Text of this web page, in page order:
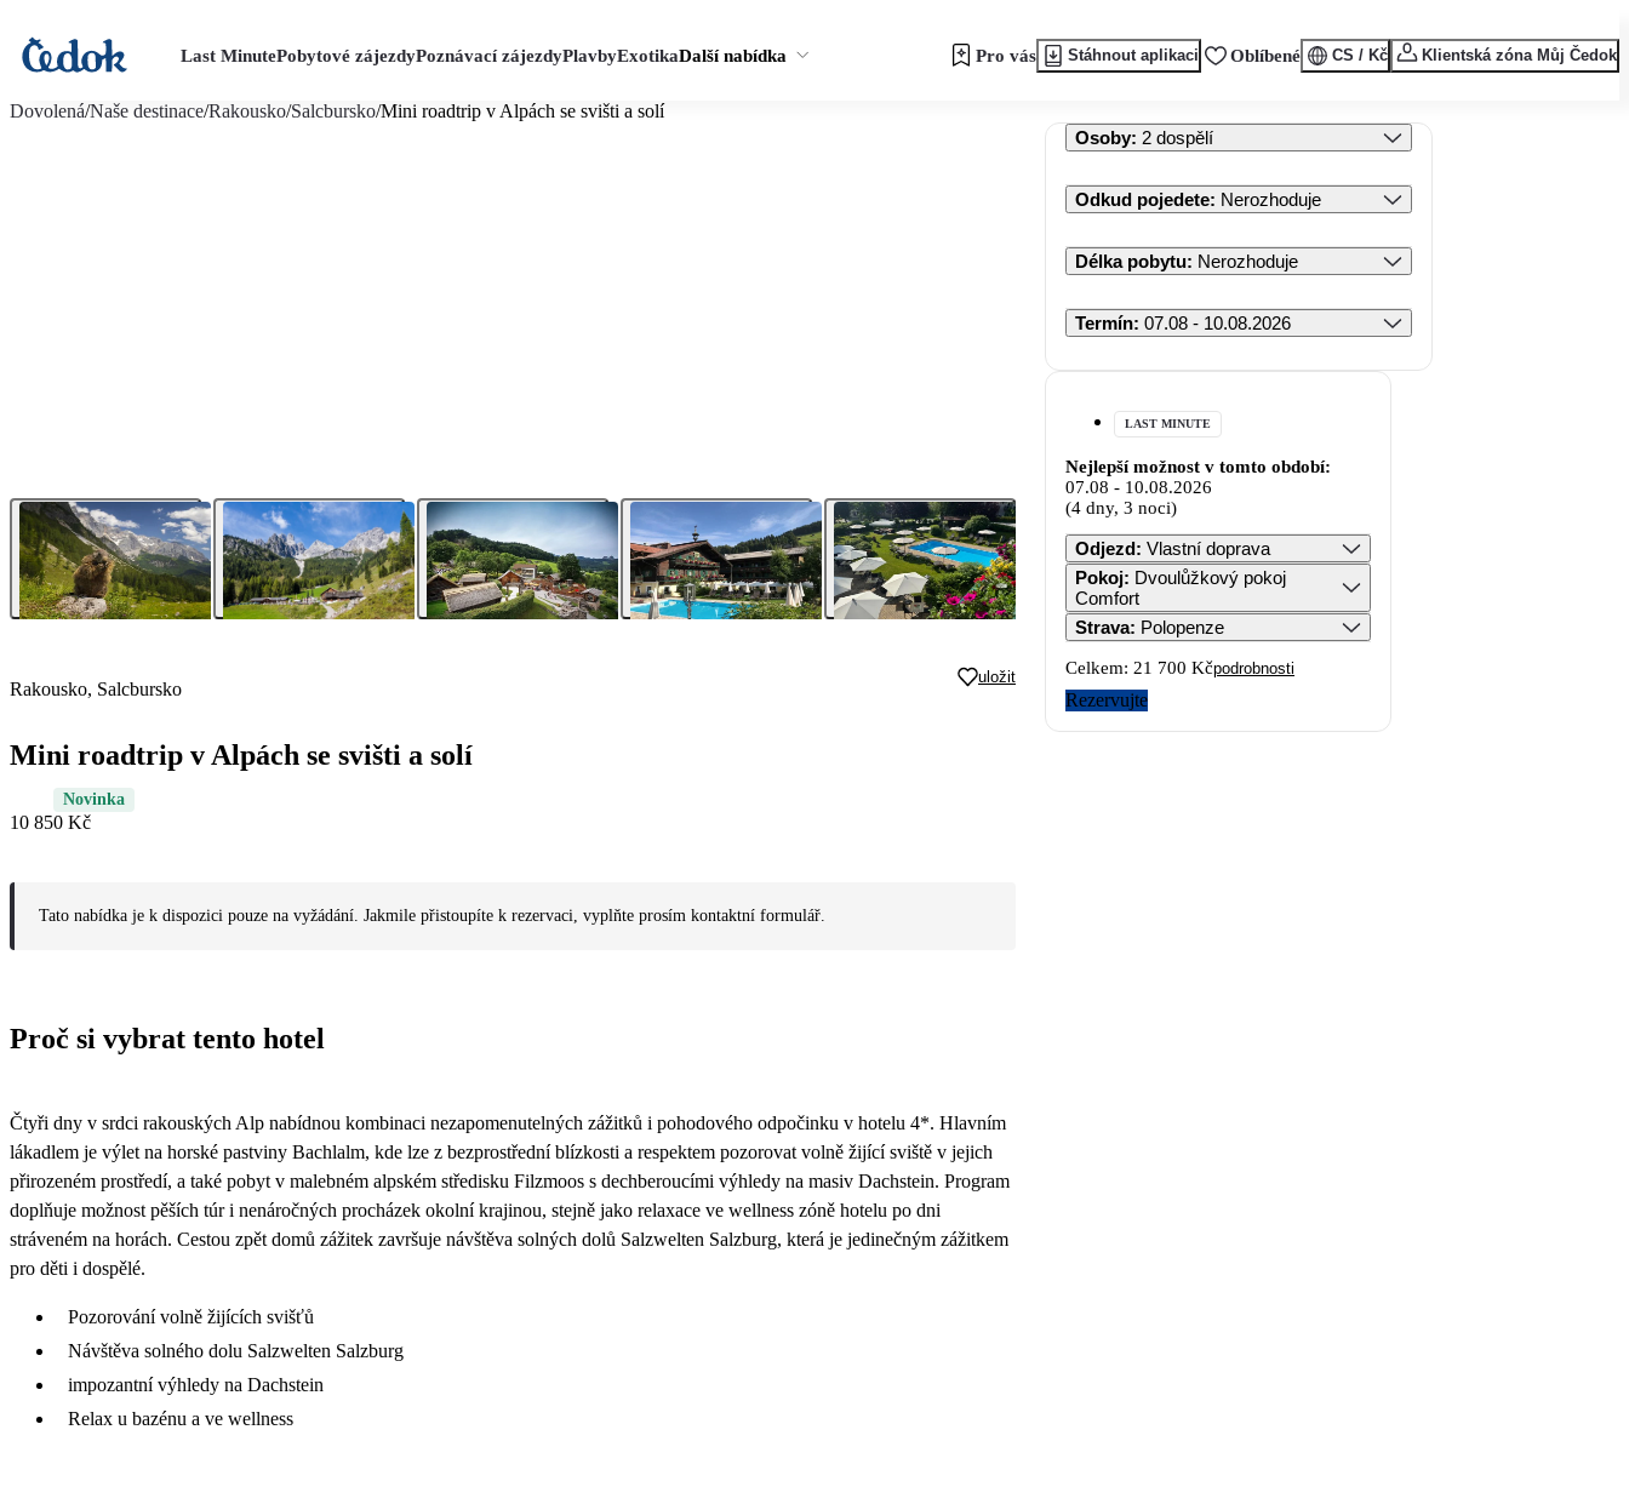
Last MinutePobytové zájezdyPoznávací zájezdyPlavbyExotikaDalší nabídka Pro vás Stáhnout aplikaci Oblíbené CS / Kč Klientská zóna Můj Čedok
Dovolená/Naše destinace/Rakousko/Salcbursko/Mini roadtrip v Alpách se svišti a solí
Rakousko, Salcbursko
uložit
Mini roadtrip v Alpách se svišti a solí
Novinka
10 850 Kč
Tato nabídka je k dispozici pouze na vyžádání. Jakmile přistoupíte k rezervaci, vyplňte prosím kontaktní formulář.
Proč si vybrat tento hotel
Čtyři dny v srdci rakouských Alp nabídnou kombinaci nezapomenutelných zážitků i pohodového odpočinku v hotelu 4*. Hlavním
lákadlem je výlet na horské pastviny Bachlalm, kde lze z bezprostřední blízkosti a respektem pozorovat volně žijící sviště v jejich
přirozeném prostředí, a také pobyt v malebném alpském středisku Filzmoos s dechberoucími výhledy na masiv Dachstein. Program
doplňuje možnost pěších túr i nenáročných procházek okolní krajinou, stejně jako relaxace ve wellness zóně hotelu po dni
stráveném na horách. Cestou zpět domů zážitek završuje návštěva solných dolů Salzwelten Salzburg, která je jedinečným zážitkem
pro děti i dospělé.
Pozorování volně žijících svišťů
Návštěva solného dolu Salzwelten Salzburg
impozantní výhledy na Dachstein
Relax u bazénu a ve wellness
Osoby: 2 dospělí
Odkud pojedete: Nerozhoduje
Délka pobytu: Nerozhoduje
Termín: 07.08 - 10.08.2026
LAST MINUTE
Nejlepší možnost v tomto období:
07.08 - 10.08.2026
(4 dny, 3 noci)
Odjezd: Vlastní doprava
Pokoj: Dvoulůžkový pokoj
Comfort
Strava: Polopenze
Celkem: 21 700 Kčpodrobnosti
Rezervujte